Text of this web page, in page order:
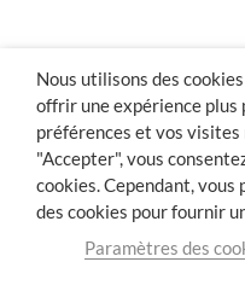
Nous utilisons des
offrir une expérience
préférences et vos
"Accepter", vous
cookies. Cependant,
des cookies pour fournir
Paramètres des